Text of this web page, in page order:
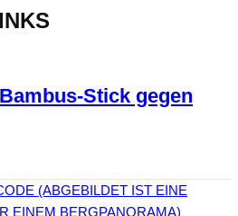
Stick gegen